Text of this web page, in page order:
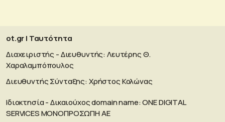
ot.gr | Ταυτότητα
Διαχειριστής - Διευθυντής: Λευτέρης Θ.
Χαραλαμπόπουλος
Διευθυντής Σύνταξης: Χρήστος Κολώνας
Ιδιοκτησία - Δικαιούχος domain name: ΟΝΕ DIGITAL
SERVICES MONOΠΡΟΣΩΠΗ ΑΕ